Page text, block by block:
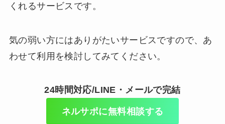
くれるサービスです。
気の弱い方にはありがたいサービスですので、あ
わせて利用を検討してみてください。
24時間対応/LINE・メールで完結
ネルサポに無料相談する